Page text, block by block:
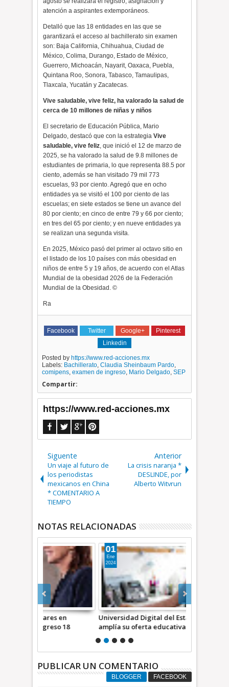
atención a aspirantes extemporáneos.
Detalló que las 18 entidades en las que se
garantizará el acceso al bachillerato sin examen
son: ​​Baja California, Chihuahua, Ciudad de
México, Colima, Durango, Estado de México,
Guerrero, Michoacán, Nayarit, Oaxaca, Puebla,
Quintana Roo, Sonora, Tabasco, Tamaulipas,
Tlaxcala, Yucatán y Zacatecas.
Vive saludable, vive feliz, ha valorado la salud de
cerca de 10 millones de niñas y niños
El secretario de Educación Pública, Mario
Delgado, destacó que con la estrategiaVive
saludable, vive feliz, que inició el 12 de marzo de
2025, se ha valorado la salud de 9.8 millones de
estudiantes de primaria, lo que representa 88.5 por
ciento, además se han visitado 79 mil 773
escuelas, 93 por ciento. Agregó que en ocho
entidades ya se visitó el 100 por ciento de las
escuelas; en siete estados se tiene un avance del
80 por ciento; en cinco de entre 79 y 66 por ciento;
en tres del 65 por ciento; y en nueve entidades ya
se realizan una segunda visita.
En 2025, México pasó del primer al octavo sitio en
el listado de los 10 países con más obesidad en
niños de entre 5 y 19 años, de acuerdo con el Atlas
Mundial de la obesidad 2026 de la Federación
Mundial de la Obesidad. ©
Ra
Facebook Twitter Google+
Pinterest
Linkedin
Posted by https://www.red-acciones.mx
Labels: Bachillerato,Claudia Sheinbaum Pardo,
comipens,examen de ingreso, Mario Delgado,SEP
Compartir:
https://www.red-acciones.mx
Siguente
Un viaje al futuro de
los periodistas
mexicanos en China
* COMENTARIO A
TIEMPO
Anterior
La crisis naranja *
DESLINDE, por
Alberto Witvrun
NOTAS RELACIONADAS
Universidad Digital del Estado de México
amplía su oferta educativa en
bachillerato, licenciaturas y posgrados
01
Ene
2024
PUBLICAR UN COMENTARIO
BLOGGER FACEBOOK